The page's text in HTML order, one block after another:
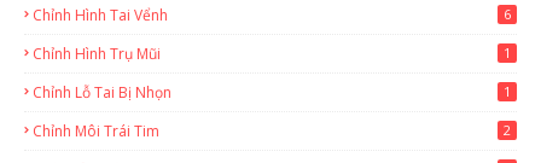
Chỉnh Hình Tai Vểnh 6
Chỉnh Hình Trụ Mũi 1
Chỉnh Lỗ Tai Bị Nhọn 1
Chỉnh Môi Trái Tim 2